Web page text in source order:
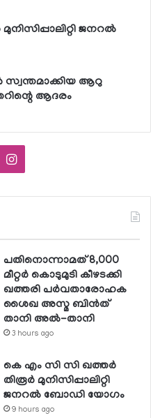
ജനറല്‍
ആറു
ആദരം
Instagram
പതിനൊന്നാമത് 8,000
മീറ്റര്‍ കൊടുമുടി കീഴടക്കി
ഖത്തരി പര്‍വതാരോഹക
ശൈഖ അസ്മ ബിന്‍ത്
താനി അല്‍-താനി
3 hours ago
കെ എം സി സി ഖത്തര്‍
തിരൂര്‍ മുനിസിപ്പാലിറ്റി
ജനറല്‍ ബോഡി യോഗം
9 hours ago